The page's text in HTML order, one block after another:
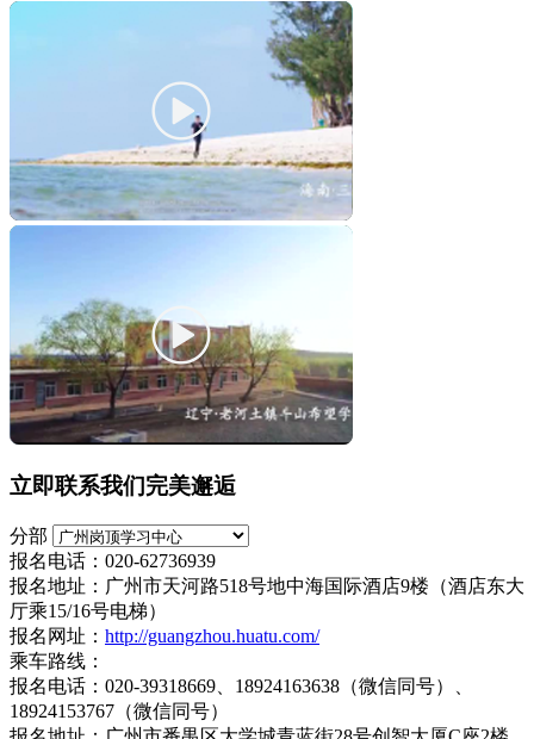
立即联系我们完美邂逅
分部
报名电话：020-62736939
报名地址：广州市天河路518号地中海国际酒店9楼（酒店东大
厅乘15/16号电梯）
报名网址： http://guangzhou.huatu.com/
乘车路线：
报名电话：020-39318669、18924163638（微信同号）、
18924153767（微信同号）